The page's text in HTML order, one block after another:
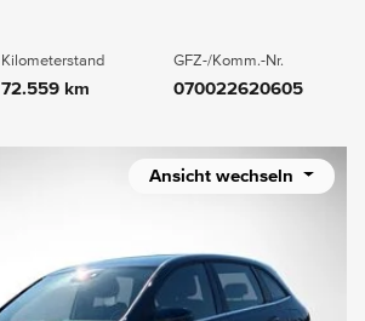
Kilometerstand
72.559 km
GFZ-/Komm.-Nr.
070022620605
Ansicht wechseln